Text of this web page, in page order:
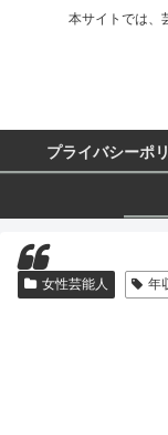
本サイトでは、
プライバシーポ
女性芸能人 年